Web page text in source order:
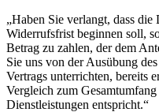
„Haben Sie verlangt, dass
Widerrufsfrist beginnen soll,
Betrag zu zahlen, der dem
Sie uns von der Ausübung
Vertrags unterrichten, bereits
Vergleich zum
Dienstleistungen entspricht.“